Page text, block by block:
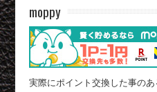
moppy
実際にポイント交換した事のあ